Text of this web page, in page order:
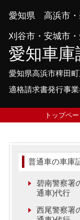
愛知県 高浜市・
刈谷市・安城市
愛知車庫
愛知県高浜市稗田
適格請求書発行事
トップペ
普通車の車庫
碧南警察署
通車)代行
西尾警察署